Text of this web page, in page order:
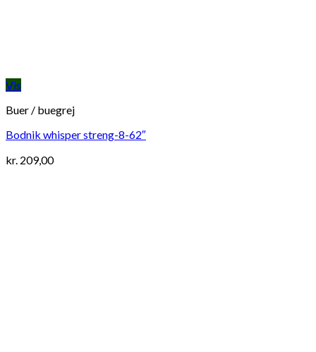
Vis
Buer / buegrej
Bodnik whisper streng-8-62″
kr. 209,00